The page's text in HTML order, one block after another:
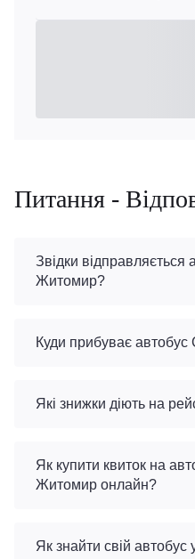
Питання -
Звідки відправляється
Житомир?
Куди прибуває
Які знижки діють на
Як купити квиток на
Житомир онлайн?
Як знайти свій автобус